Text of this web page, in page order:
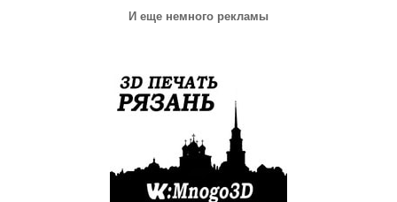
И еще немного рекламы